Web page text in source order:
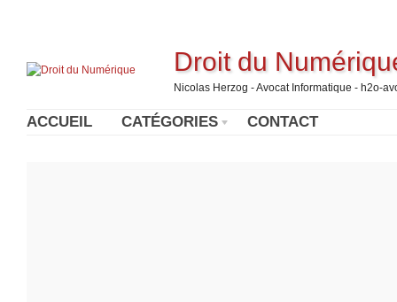
Droit du
Nicolas Herzog - Avocat Informatique - h2o-
ACCUEIL CATÉGORIES CONTACT